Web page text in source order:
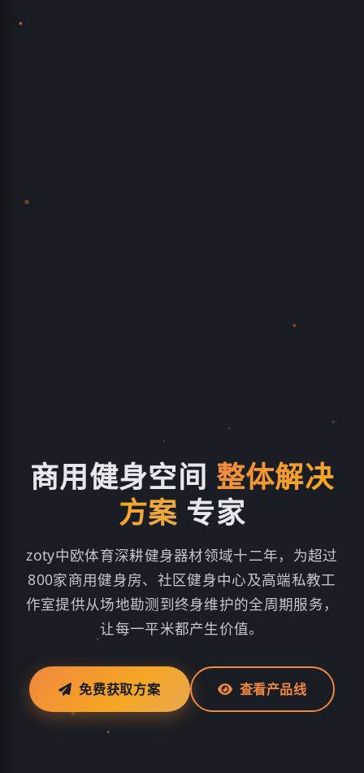
商用健身空间 整体解决
方案 专家
zoty中欧体育深耕健身器材领域十二年，为超过
800家商用健身房、社区健身中心及高端私教工
作室提供从场地勘测到终身维护的全周期服务，
让每一平米都产生价值。
免费获取方案 查看产品线